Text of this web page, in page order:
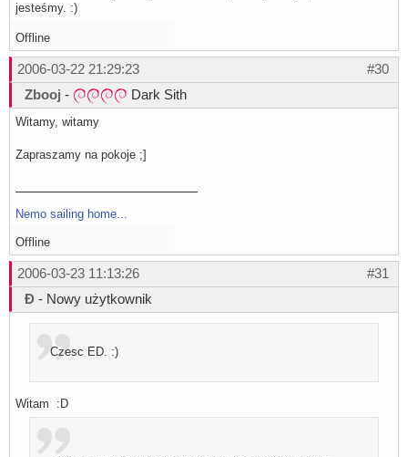
jesteśmy. :)
Offline
#30
2006-03-22 21:29:23
Zbooj - Dark Sith
Witamy, witamy
Zapraszamy na pokoje ;]
Nemo sailing home...
Offline
#31
2006-03-23 11:13:26
Đ - Nowy użytkownik
Czesc ED. :)
Witam :D